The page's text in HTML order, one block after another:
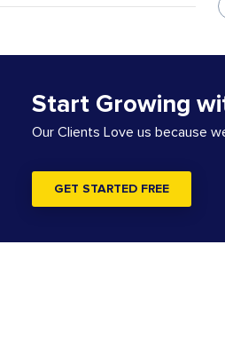
Start Growing
Our Clients Love us because
GET STARTED FREE